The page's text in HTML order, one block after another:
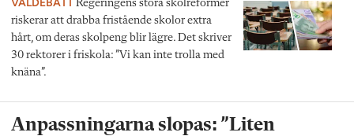
Regeringens stora skolreformer
riskerar att drabba fristående skolor extra
hårt, om deras skolpeng blir lägre. Det skriver
30 rektorer i friskola: ”Vi kan inte trolla med
knäna”.
Anpassningarna slopas: ”Liten